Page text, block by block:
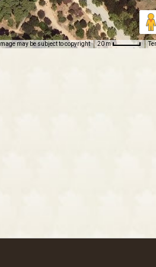
Image may be subject to copyright 20 m